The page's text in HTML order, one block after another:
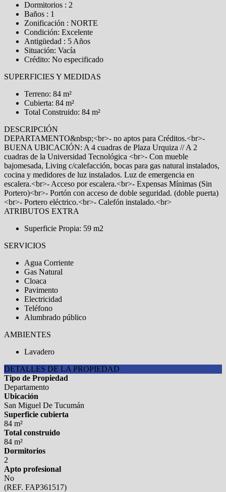
Dormitorios : 2
Baños : 1
Zonificación : NORTE
Condición: Excelente
Antigüedad : 5 Años
Situación: Vacía
Crédito: No especificado
SUPERFICIES Y MEDIDAS
Terreno: 84 m²
Cubierta: 84 m²
Total Construido: 84 m²
DESCRIPCIÓN
DEPARTAMENTO&nbsp;<br>- no aptos para Créditos.<br>-
BUENA UBICACIÓN: A 4 cuadras de Plaza Urquiza // A 2
cuadras de la Universidad Tecnológica <br>- Con mueble
bajomesada, Living c/calefacción, bocas para gas natural instalados,
cocina y medidores de luz instalados. Luz de emergencia en
escalera.<br>- Acceso por escalera.<br>- Expensas Mínimas (Sin
Portero)<br>- Portón con acceso de doble seguridad. (doble puerta)
<br>- Portero eléctrico.<br>- Calefón instalado.<br>
ATRIBUTOS EXTRA
Superficie Propia: 59 m2
SERVICIOS
Agua Corriente
Gas Natural
Cloaca
Pavimento
Electricidad
Teléfono
Alumbrado público
AMBIENTES
Lavadero
DETALLES DE LA PROPIEDAD
Tipo de Propiedad
Departamento
Ubicación
San Miguel De Tucumán
Superficie cubierta
84 m²
Total construido
84 m²
Dormitorios
2
Apto profesional
No
(REF. FAP361517)